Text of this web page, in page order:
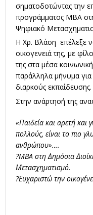
σηματοδοτώντας την
προγράμματος MBA
Ψηφιακό
Η Χρ. Βλάση επέλεξε
οικογενειά της, με
της στα μέσα
παράλληλα μήνυμα για
διαρκούς εκπαίδευσης.
Στην ανάρτησή της
«Παιδεία και αρετή και
πολλούς, είναι το πιο
ανθρώπου»….
?MBA στη Δημόσια
Μετασχηματισμό.
?Ευχαριστώ την